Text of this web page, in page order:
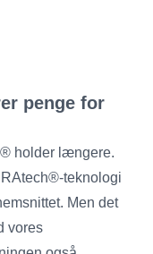
penge for
holder længere.
teknologi
Men det
vores